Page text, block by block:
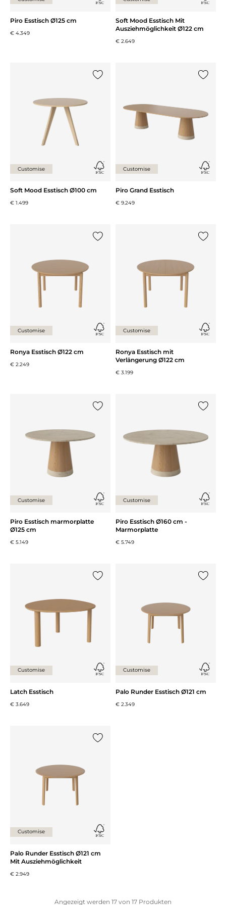
Piro Esstisch Ø125 cm
€ 4.349
Soft Mood Esstisch Mit
Ausziehmöglichkeit Ø122 cm
€ 2.649
Customise
Soft Mood Esstisch Ø100 cm
€ 1.499
Customise
Piro Grand Esstisch
€ 9.249
Customise
Ronya Esstisch Ø122 cm
€ 2.249
Customise
Ronya Esstisch mit
Verlängerung Ø122 cm
€ 3.199
Customise
Piro Esstisch marmorplatte
Ø125 cm
€ 5.149
Customise
Piro Esstisch Ø160 cm -
Marmorplatte
€ 5.749
Customise
Latch Esstisch
€ 3.649
Customise
Palo Runder Esstisch Ø121 cm
€ 2.349
Customise
Palo Runder Esstisch Ø121 cm
Mit Ausziehmöglichkeit
€ 2.949
Angezeigt werden 17 von 17 Produkten